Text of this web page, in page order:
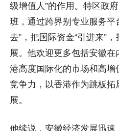
级增值人”的作用。特区政
班，通过跨界别专业服务平
去”，把国际资金“引进来”
展。他欢迎更多包括安徽
港高度国际化的市场和高增
竞争力，以香港作为跳板
展。
他续说，安徽经济发展迅速